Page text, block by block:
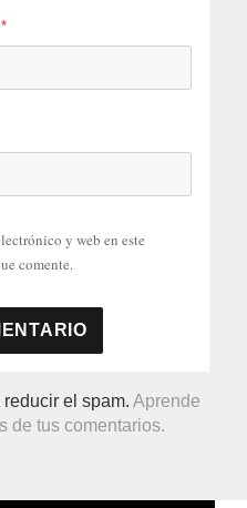
*
y web en este
comente.
reducir el spam.Aprende
de tus comentarios.